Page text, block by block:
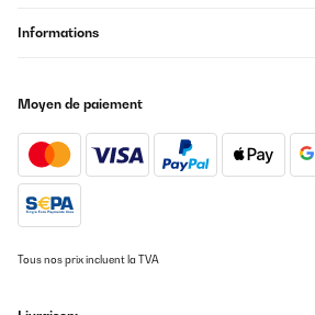
ist die ideale Einstellung der Temperatur
gelagert werden.Was ich ebenfalls sehr
bei Getränken oft nicht so kühl sein muss
muss das Gerät auch nicht so weit
alleine dadurch schon Energie.Kommen
Wohnzimmer und verrichtet klaglos seine
schön seinen Gästen etwas daraus
Wein mag kann auch Bier oder Cola
Informations
Moyen de paiement
Tous nos prix incluent la TVA